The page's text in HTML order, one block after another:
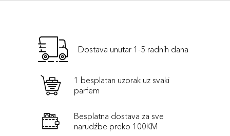
Dostava unutar 1-5 radnih dana
1 besplatan uzorak uz svaki
parfem
Besplatna dostava za sve
narudźbe preko 100KM